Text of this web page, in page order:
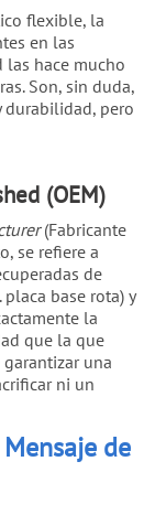
flexible, la
en las
hace mucho
Son, sin duda,
durabilidad, pero
(OEM)
(Fabricante
se refiere a
de
base rota) y
la
que la que
una
ni un
de